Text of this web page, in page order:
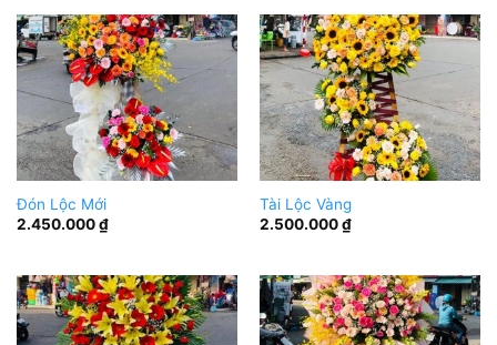
Đón Lộc Mới
2.450.000₫
Tài Lộc Vàng
2.500.000₫